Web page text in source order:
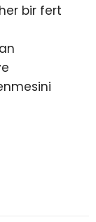
bir fert